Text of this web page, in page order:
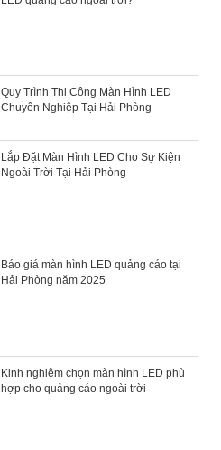
Quy Trình Thi Công Màn Hình LED
Chuyên Nghiệp Tại Hải Phòng
Lắp Đặt Màn Hình LED Cho Sự Kiện
Ngoài Trời Tại Hải Phòng
Báo giá màn hình LED quảng cáo tại
Hải Phòng năm 2025
Kinh nghiệm chọn màn hình LED phù
hợp cho quảng cáo ngoài trời